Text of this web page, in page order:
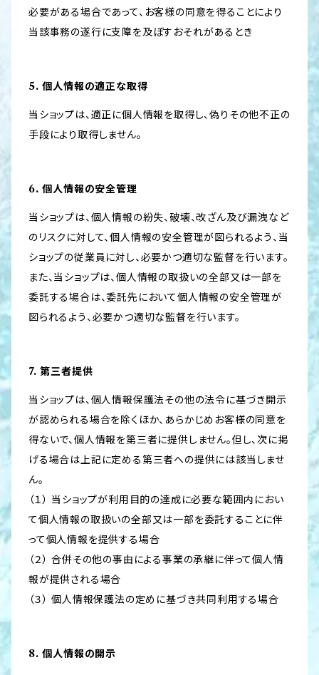
必要がある場合であって、お客様の同意を得ることにより
当該事務の遂行に支障を及ぼすおそれがあるとき
5. 個人情報の適正な取得
当ショップは、適正に個人情報を取得し、偽りその他不正の
手段により取得しません。
6. 個人情報の安全管理
当ショップは、個人情報の紛失、破壊、改ざん及び漏洩など
のリスクに対して、個人情報の安全管理が図られるよう、当
ショップの従業員に対し、必要かつ適切な監督を行います。
また、当ショップは、個人情報の取扱いの全部又は一部を
委託する場合は、委託先において個人情報の安全管理が
図られるよう、必要かつ適切な監督を行います。
7. 第三者提供
当ショップは、個人情報保護法その他の法令に基づき開示
が認められる場合を除くほか、あらかじめお客様の同意を
得ないで、個人情報を第三者に提供しません。但し、次に掲
げる場合は上記に定める第三者への提供には該当しませ
ん。
（１） 当ショップが利用目的の達成に必要な範囲内におい
て個人情報の取扱いの全部又は一部を委託することに伴
って個人情報を提供する場合
（２） 合併その他の事由による事業の承継に伴って個人情
報が提供される場合
（３） 個人情報保護法の定めに基づき共同利用する場合
8. 個人情報の開示